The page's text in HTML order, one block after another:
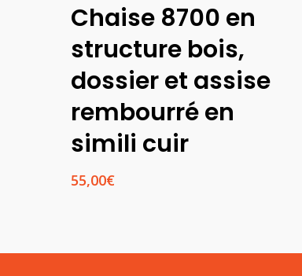
Options
Chaise 8700 en
structure bois,
dossier et assise
rembourré en
simili cuir
55,00€